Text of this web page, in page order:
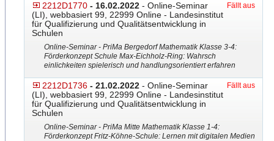
2212D1770 - 16.02.2022 - Online-Seminar
(LI), webbasiert 99, 22999 Online - Landesinstitut
für Qualifizierung und Qualitätsentwicklung in
Schulen
Fällt aus
Online-Seminar - PriMa Bergedorf Mathematik Klasse 3-4:
Förderkonzept Schule Max-Eichholz-Ring: Wahrsch
einlichkeiten spielerisch und handlungsorientiert erfahren
2212D1736 - 21.02.2022 - Online-Seminar
(LI), webbasiert 99, 22999 Online - Landesinstitut
für Qualifizierung und Qualitätsentwicklung in
Schulen
Fällt aus
Online-Seminar - PriMa Mitte Mathematik Klasse 1-4:
Förderkonzept Fritz-Köhne-Schule: Lernen ​ mit digitalen Medien